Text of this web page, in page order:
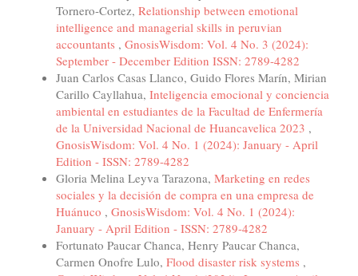
Tornero-Cortez, Relationship between emotional
intelligence and managerial skills in peruvian
accountants , GnosisWisdom: Vol. 4 No. 3 (2024):
September - December Edition ISSN: 2789-4282
Juan Carlos Casas Llanco, Guido Flores Marín, Mirian
Carillo Cayllahua, Inteligencia emocional y conciencia
ambiental en estudiantes de la Facultad de Enfermería
de la Universidad Nacional de Huancavelica 2023 ,
GnosisWisdom: Vol. 4 No. 1 (2024): January - April
Edition - ISSN: 2789-4282
Gloria Melina Leyva Tarazona, Marketing en redes
sociales y la decisión de compra en una empresa de
Huánuco , GnosisWisdom: Vol. 4 No. 1 (2024):
January - April Edition - ISSN: 2789-4282
Fortunato Paucar Chanca, Henry Paucar Chanca,
Carmen Onofre Lulo, Flood disaster risk systems ,